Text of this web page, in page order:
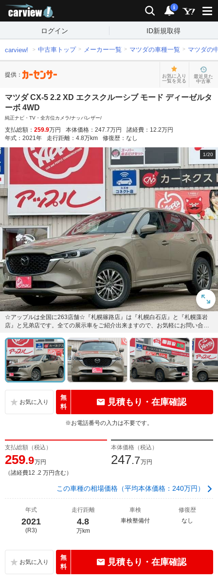
検索 通知
i
ログイン ID新規取得
carview! 中古車トップ メーカー一覧 マツダの車種一覧 マツダの
提供：
お気に入り
一覧を見る
最近見た
中古車
マツダ CX-5 2.2 XD エクスクルーシブ モード ディーゼルタ
ーボ 4WD
純正ナビ・TV・全方位カメラ/ナッパレザー/
支払総額： 259.9万円 本体価格： 247.7万円 諸経費： 12.2万円
年式： 2021年 走行距離： 4.8万km 修復歴： なし
1/20
☆アップルは全国に263店舗☆『札幌篠路店』は『札幌白石店』と『札幌藻岩
店』と兄弟店です。全ての展示車をご紹介出来ますので、お気軽にお問い合わ
無
料
見積もり・在庫確認
※お電話番号の入力は不要です。
支払総額（税込）
259.9万円
（諸経費12 .2 万円含む）
本体価格（税込）
247.7万円
この車種の相場価格（平均本体価格：240万円）
年式
2021
(R3)
走行距離
4.8
万km
車検
車検整備付
修復歴
なし
無
料
見積もり・在庫確認